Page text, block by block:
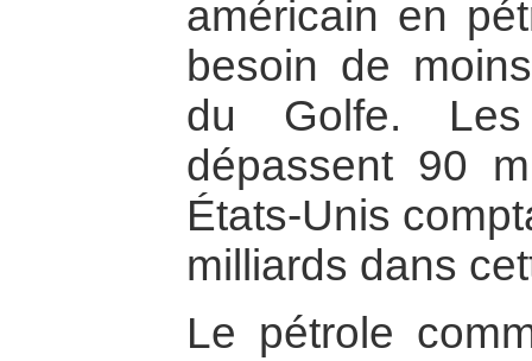
américain en
besoin de
du Golfe. Les
dépassent 90
États-Unis
milliards dans
Le pétrole